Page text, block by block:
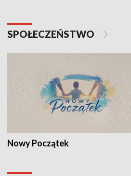
SPOŁECZEŃSTWO
Nowy Początek